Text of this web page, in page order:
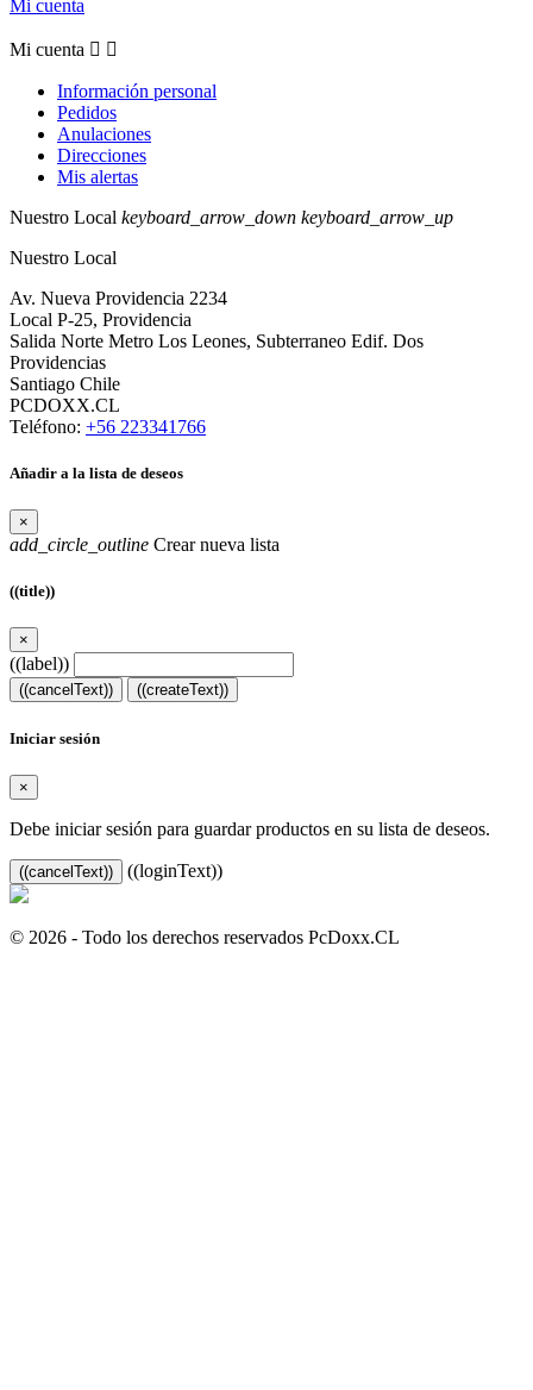
Mi cuenta
Mi cuenta  
Información personal
Pedidos
Anulaciones
Direcciones
Mis alertas
Nuestro Local keyboard_arrow_down keyboard_arrow_up
Nuestro Local
Av. Nueva Providencia 2234
Local P-25, Providencia
Salida Norte Metro Los Leones, Subterraneo Edif. Dos
Providencias
Santiago Chile
PCDOXX.CL
Teléfono: +56 223341766
Añadir a la lista de deseos
×
add_circle_outline Crear nueva lista
((title))
×
((label))
((cancelText)) ((createText))
Iniciar sesión
×
Debe iniciar sesión para guardar productos en su lista de deseos.
((cancelText)) ((loginText))
© 2026 - Todo los derechos reservados PcDoxx.CL